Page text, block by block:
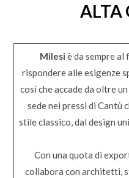
ALTA
Milesi è da sempre
rispondere alle esigenze
così che accade da oltre
sede nei pressi di Cantù
stile classico, dal design
Con una quota di
collabora con architetti,